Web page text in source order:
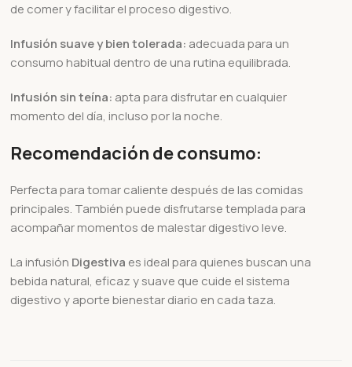
de comer y facilitar el proceso digestivo.
Infusión suave y bien tolerada: adecuada para un
consumo habitual dentro de una rutina equilibrada.
Infusión sin teína: apta para disfrutar en cualquier
momento del día, incluso por la noche.
Recomendación de consumo:
Perfecta para tomar caliente después de las comidas
principales. También puede disfrutarse templada para
acompañar momentos de malestar digestivo leve.
La infusión Digestiva es ideal para quienes buscan una
bebida natural, eficaz y suave que cuide el sistema
digestivo y aporte bienestar diario en cada taza.